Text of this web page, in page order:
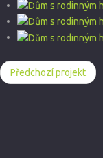
Předchozí projekt